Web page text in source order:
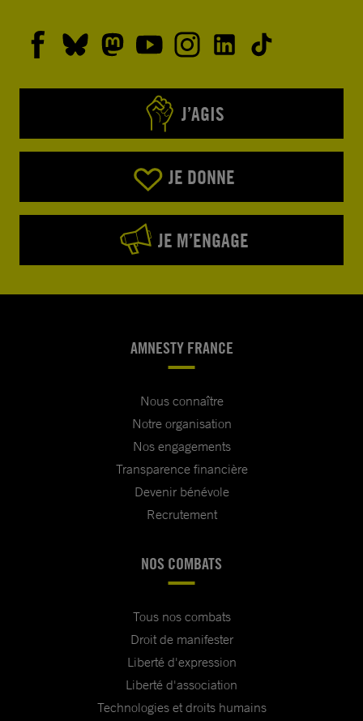
J’AGIS
JE DONNE
JE M’ENGAGE
AMNESTY FRANCE
Nous connaître
Notre organisation
Nos engagements
Transparence financière
Devenir bénévole
Recrutement
NOS COMBATS
Tous nos combats
Droit de manifester
Liberté d'expression
Liberté d'association
Technologies et droits humains